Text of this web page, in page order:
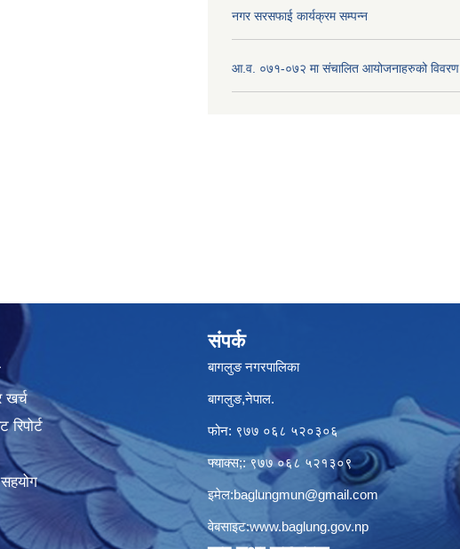
नगर सरसफाई कार्यक्रम सम्पन्न
आ.व. ०७१-०७२ मा संचालित आयोजनाहरुको विवरण
खर्च
संपर्क
बागलुङ नगरपालिका
बागलुङ,नेपाल.
फोन: ९७७ ०६८ ५२०३०६
फ्याक्स;: ९७७ ०६८ ५२१३०९
इमेल:baglungmun@gmail.com
वेबसाइट:www.baglung.gov.np